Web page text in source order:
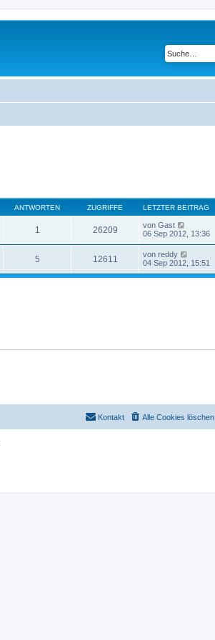
ANTWORTEN ZUGRIFFE LETZTER BEITRAG
1 26209 von Gast
06 Sep 2012, 13:36
5 12611 von reddy
04 Sep 2012, 15:51
Alle Cookies löschen
Kontakt